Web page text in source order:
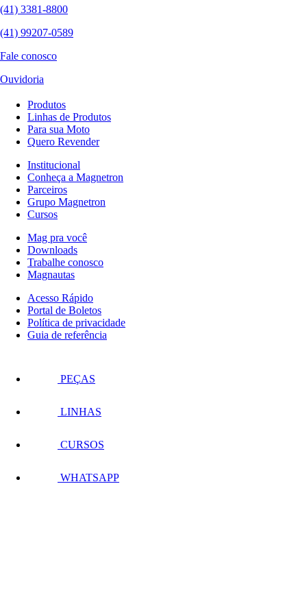
(41) 3381-8800
(41) 99207-0589
Fale conosco
Ouvidoria
Produtos
Linhas de Produtos
Para sua Moto
Quero Revender
Institucional
Conheça a Magnetron
Parceiros
Grupo Magnetron
Cursos
Mag pra você
Downloads
Trabalhe conosco
Magnautas
Acesso Rápido
Portal de Boletos
Política de privacidade
Guia de referência
PEÇAS
LINHAS
CURSOS
WHATSAPP